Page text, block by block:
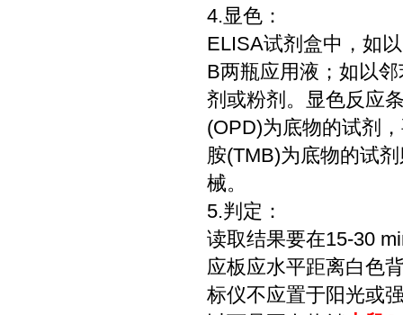
4.显色：
ELISA试剂盒中，如
B两瓶应用液；如以
剂或粉剂。显色反应
(OPD)为底物的试剂
胺(TMB)为底物的试
械。
5.判定：
读取结果要在15-30
应板应水平距离白色
标仪不应置于阳光或